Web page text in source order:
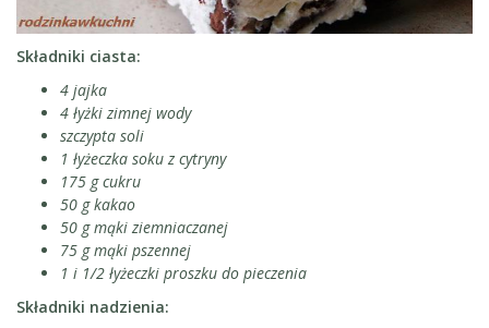
Składniki ciasta:
4 jajka
4 łyżki zimnej wody
szczypta soli
1 łyżeczka soku z cytryny
175 g cukru
50 g kakao
50 g mąki ziemniaczanej
75 g mąki pszennej
1 i 1/2 łyżeczki proszku do pieczenia
Składniki nadzienia: